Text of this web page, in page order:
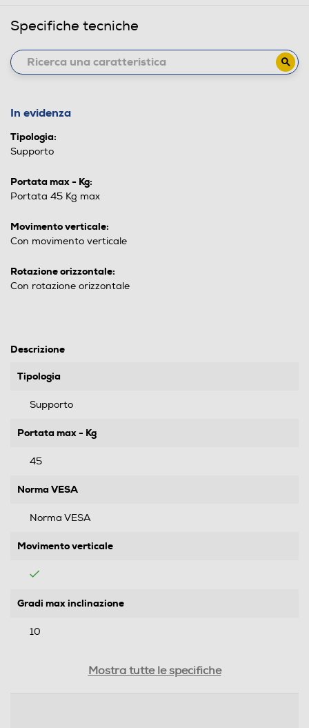
Specifiche tecniche
In evidenza
Tipologia:
Supporto
Portata max - Kg:
Portata 45 Kg max
Movimento verticale:
Con movimento verticale
Rotazione orizzontale:
Con rotazione orizzontale
Descrizione
Tipologia
Supporto
Portata max - Kg
45
Norma VESA
Norma VESA
Movimento verticale
Gradi max inclinazione
10
Mostra tutte le specifiche